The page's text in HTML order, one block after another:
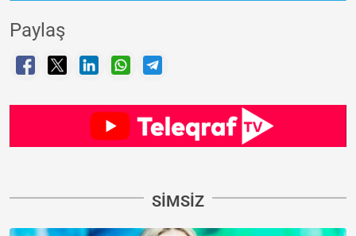
Paylaş
SIMSIZ